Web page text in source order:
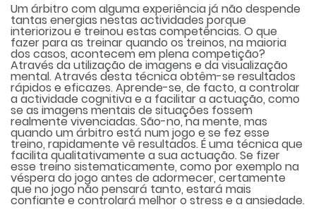
Um árbitro com alguma experiência já não despende
tantas energias nestas actividades porque
interiorizou e treinou estas competências. O que
fazer para as treinar quando os treinos, na maioria
dos casos, acontecem em plena competição?
Através da utilização de imagens e da visualização
mental. Através desta técnica obtêm-se resultados
rápidos e eficazes. Aprende-se, de facto, a controlar
a actividade cognitiva e a facilitar a actuação, como
se as imagens mentais de situações fossem
realmente vivenciadas. São-no, na mente, mas
quando um árbitro está num jogo e se fez esse
treino, rapidamente vê resultados. É uma técnica que
facilita qualitativamente a sua actuação. Se fizer
esse treino sistematicamente, como por exemplo na
véspera do jogo antes de adormecer, certamente
que no jogo não pensará tanto, estará mais
confiante e controlará melhor o stress e a ansiedade.